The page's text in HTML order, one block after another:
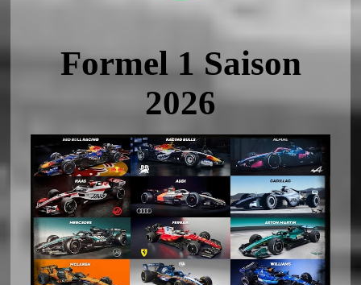
Formel 1 Saison
2026